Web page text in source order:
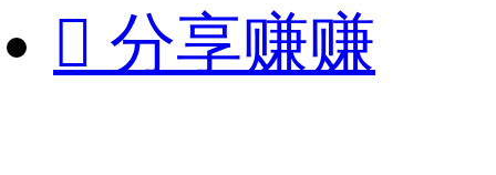
 分享赚赚